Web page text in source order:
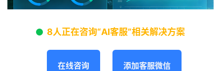
8人正在咨询“AI客服”相关解决方案
在线咨询 添加客服微信